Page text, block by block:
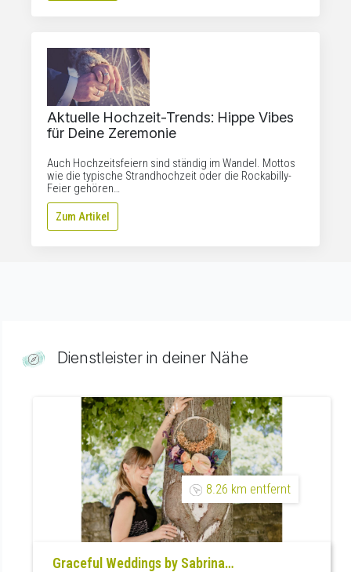
Aktuelle Hochzeit-Trends: Hippe Vibes
für Deine Zeremonie
Auch Hochzeitsfeiern sind ständig im Wandel. Mottos
wie die typische Strandhochzeit oder die Rockabilly-
Feier gehören…
Zum Artikel
Dienstleister in deiner Nähe
8.26 km entfernt
Graceful Weddings by Sabrina